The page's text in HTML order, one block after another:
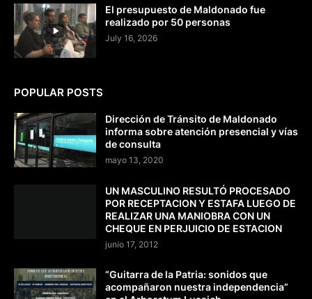
El presupuesto de Maldonado fue
realizado por 50 personas
July 16, 2026
POPULAR POSTS
Dirección de Tránsito de Maldonado
informa sobre atención presencial y vías
de consulta
mayo 13, 2020
UN MASCULINO RESULTÓ PROCESADO
POR RECEPTACION Y ESTAFA LUEGO DE
REALIZAR UNA MANIOBRA CON UN
CHEQUE EN PERJUICIO DE ESTACION
junio 17, 2012
“Guitarra de la Patria: sonidos que
acompañaron nuestra independencia”